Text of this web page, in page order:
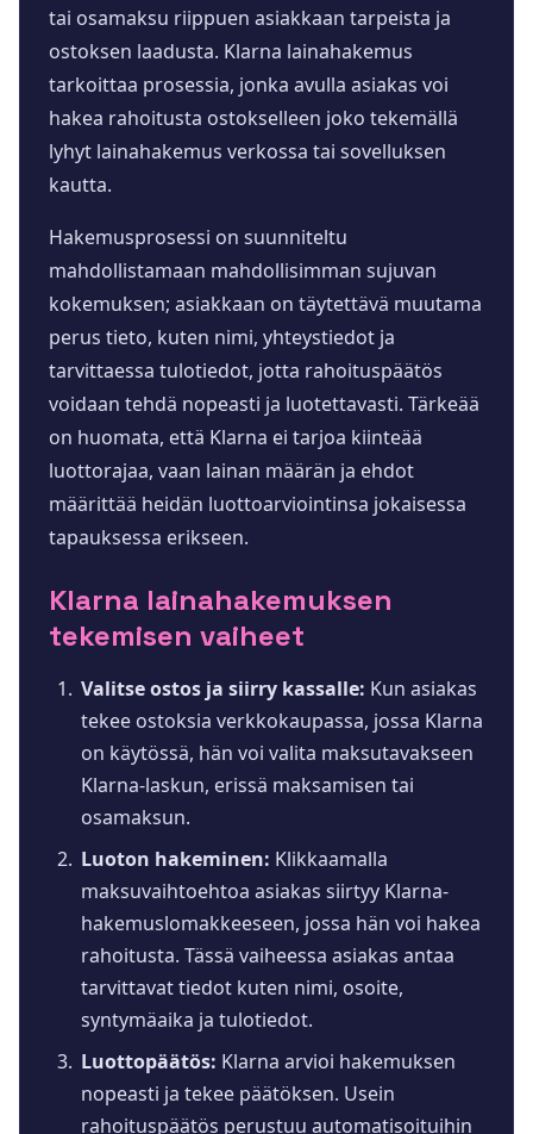
tai osamaksu riippuen asiakkaan tarpeista ja
ostoksen laadusta. Klarna lainahakemus
tarkoittaa prosessia, jonka avulla asiakas voi
hakea rahoitusta ostokselleen joko tekemällä
lyhyt lainahakemus verkossa tai sovelluksen
kautta.
Hakemusprosessi on suunniteltu
mahdollistamaan mahdollisimman sujuvan
kokemuksen; asiakkaan on täytettävä muutama
perus tieto, kuten nimi, yhteystiedot ja
tarvittaessa tulotiedot, jotta rahoituspäätös
voidaan tehdä nopeasti ja luotettavasti. Tärkeää
on huomata, että Klarna ei tarjoa kiinteää
luottorajaa, vaan lainan määrän ja ehdot
määrittää heidän luottoarviointinsa jokaisessa
tapauksessa erikseen.
Klarna lainahakemuksen
tekemisen vaiheet
Valitse ostos ja siirry kassalle: Kun asiakas
tekee ostoksia verkkokaupassa, jossa Klarna
on käytössä, hän voi valita maksutavakseen
Klarna-laskun, erissä maksamisen tai
osamaksun.
Luoton hakeminen: Klikkaamalla
maksuvaihtoehtoa asiakas siirtyy Klarna-
hakemuslomakkeeseen, jossa hän voi hakea
rahoitusta. Tässä vaiheessa asiakas antaa
tarvittavat tiedot kuten nimi, osoite,
syntymäaika ja tulotiedot.
Luottopäätös: Klarna arvioi hakemuksen
nopeasti ja tekee päätöksen. Usein
rahoituspäätös perustuu automatisoituihin